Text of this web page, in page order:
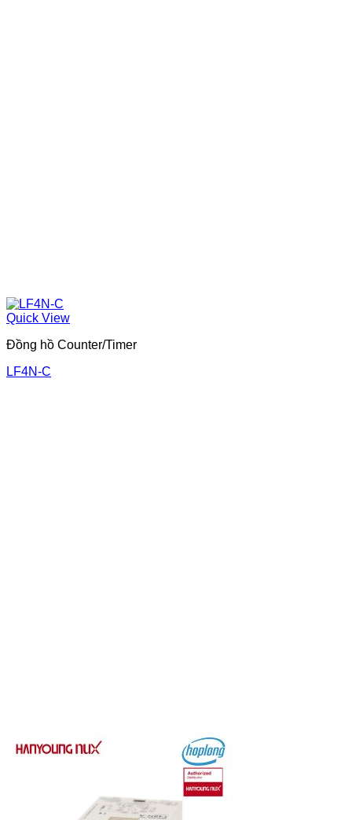
Quick View
Đồng hồ Counter/Timer
LF4N-C